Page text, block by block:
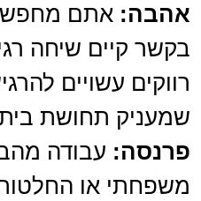
אהבה: אתם
בקשר קיים שיחה
רווקים עשויים
שמעניק תחושת
פרנסה: עבודה
משפחתי או